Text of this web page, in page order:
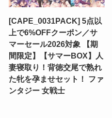
[CAPE_0031PACK] 5点以
上で6%OFFクーポン／サ
マーセール2026対象 【期
間限定】【サマーBOX】人
妻寝取り！背徳交尾で熟れ
た牝を孕ませセット！ ファ
ンタジー 女戦士